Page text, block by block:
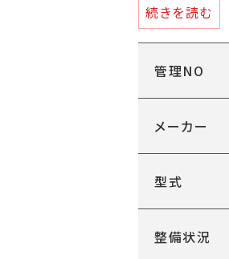
刈幅９７５ｍ
鋼デッキ・スク
バー内洗浄機
続きを読む
管理NO
メーカー
型式
整備状況